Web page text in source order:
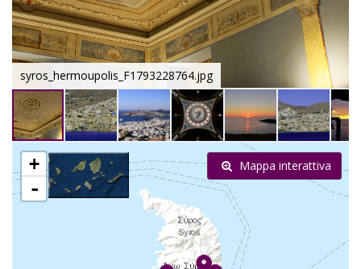
syros_hermoupolis_F1793228764.jpg
+
-
Mappa interattiva